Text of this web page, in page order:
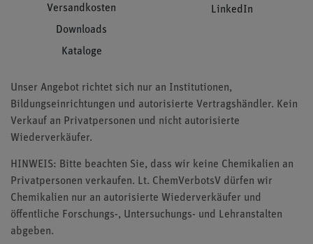
Versandkosten
Downloads
Kataloge
LinkedIn
Unser Angebot richtet sich nur an Institutionen,
Bildungseinrichtungen und autorisierte Vertragshändler. Kein
Verkauf an Privatpersonen und nicht autorisierte
Wiederverkäufer.
HINWEIS: Bitte beachten Sie, dass wir keine Chemikalien an
Privatpersonen verkaufen. Lt. ChemVerbotsV dürfen wir
Chemikalien nur an autorisierte Wiederverkäufer und
öffentliche Forschungs-, Untersuchungs- und Lehranstalten
abgeben.